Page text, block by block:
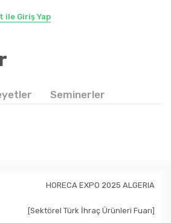
ile Giriş Yap
Seminerler
HORECA EXPO 2025 ALGERIA
[Sektörel Türk İhraç Ürünleri Fuarı]